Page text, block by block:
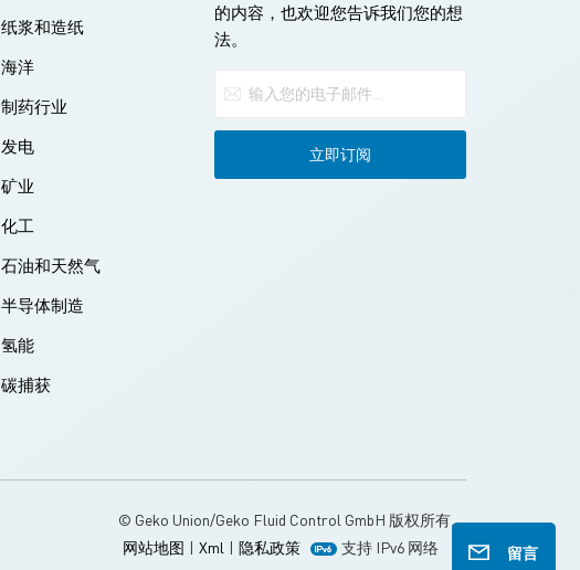
纸浆和造纸
海洋
制药行业
发电
矿业
化工
石油和天然气
半导体制造
氢能
碳捕获
的内容，也欢迎您告诉我们您的想
法。
© Geko Union/Geko Fluid Control GmbH 版权所有。
网站地图 | Xml | 隐私政策 支持 IPv6 网络 留言